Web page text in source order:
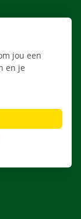
jou een
en je